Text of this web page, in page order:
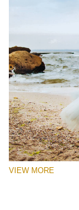
VIEW MORE